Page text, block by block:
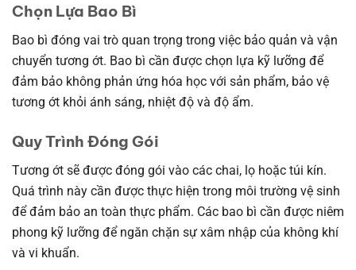
Chọn Lựa Bao Bì
Bao bì đóng vai trò quan trọng trong việc bảo quản và vận
chuyển tương ớt. Bao bì cần được chọn lựa kỹ lưỡng để
đảm bảo không phản ứng hóa học với sản phẩm, bảo vệ
tương ớt khỏi ánh sáng, nhiệt độ và độ ẩm.
Quy Trình Đóng Gói
Tương ớt sẽ được đóng gói vào các chai, lọ hoặc túi kín.
Quá trình này cần được thực hiện trong môi trường vệ sinh
để đảm bảo an toàn thực phẩm. Các bao bì cần được niêm
phong kỹ lưỡng để ngăn chặn sự xâm nhập của không khí
và vi khuẩn.